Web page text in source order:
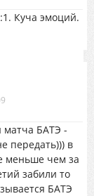
Куча эмоций.
матча БАТЭ -
передать))) в
меньше чем за
забили то
БАТЭ